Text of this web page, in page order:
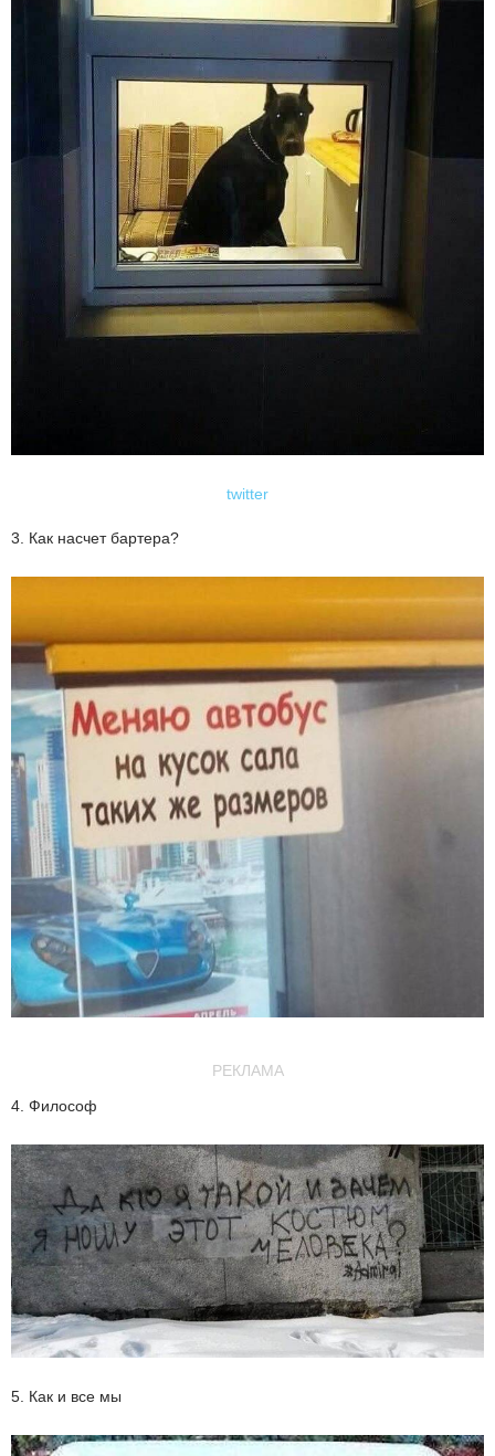
twitter
3. Как насчет бартера?
РЕКЛАМА
4. Философ
5. Как и все мы